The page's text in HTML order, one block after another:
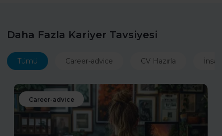
Daha Fazla Kariyer Tavsiyesi
Tümü Career-advice CV Hazırla
Career-advice